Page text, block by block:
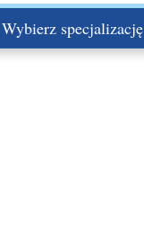
Wybierz specjalizację